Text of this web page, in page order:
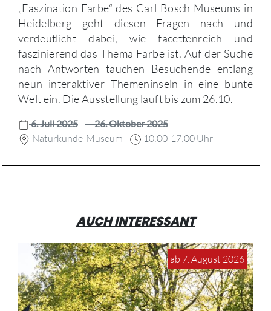
„Faszination Farbe“ des Carl Bosch Museums in
Heidelberg geht diesen Fragen nach und
verdeutlicht dabei, wie facettenreich und
faszinierend das Thema Farbe ist. Auf der Suche
nach Antworten tauchen Besuchende entlang
neun interaktiver Themeninseln in eine bunte
Welt ein. Die Ausstellung läuft bis zum 26.10.
6. Juli 2025 — 26. Oktober 2025
Naturkunde-Museum 10:00-17:00 Uhr
AUCH INTERESSANT
ab 7. August 2026